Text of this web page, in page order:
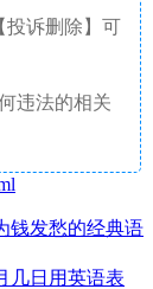
投诉删除】可
违法的相关
钱发愁的经典语
几日用英语表